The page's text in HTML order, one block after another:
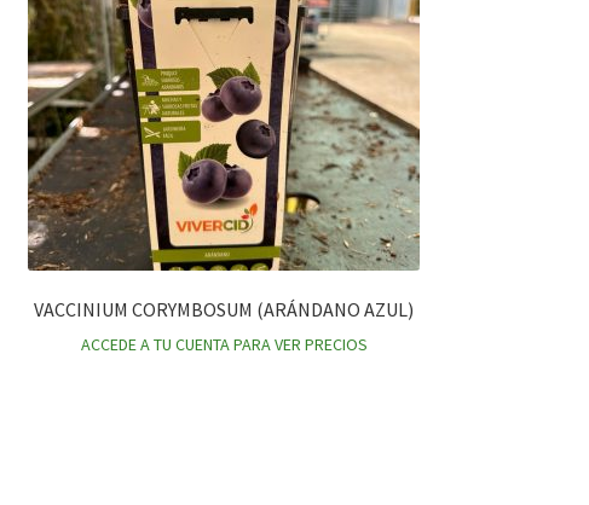
VACCINIUM CORYMBOSUM (ARÁNDANO AZUL)
ACCEDE A TU CUENTA PARA VER PRECIOS